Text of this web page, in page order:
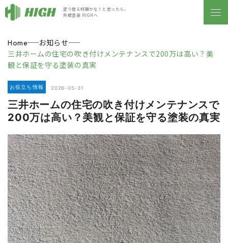
塗り替え時期かな？と思ったら、
外壁塗装 HIGHへ
Home
お知らせ
三井ホームの住宅の吹き付けメンテナンスで200万は高い？美
観と保証を守る塗装の真実
お役立ち情報 2026-05-31
三井ホームの住宅の吹き付けメンテナンスで
200万は高い？美観と保証を守る塗装の真実